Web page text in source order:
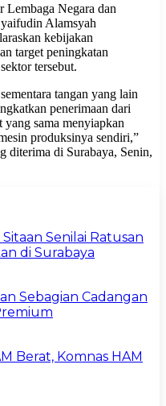
Negara dan
Alamsyah
kebijakan
target peningkatan
tersebut.
tangan yang lain
penerimaan dari
yang sama menyiapkan
produksinya sendiri,”
diterima di Surabaya, Senin,
Senilai Ratusan
di Surabaya
Sebagian Cadangan
Berat, Komnas HAM